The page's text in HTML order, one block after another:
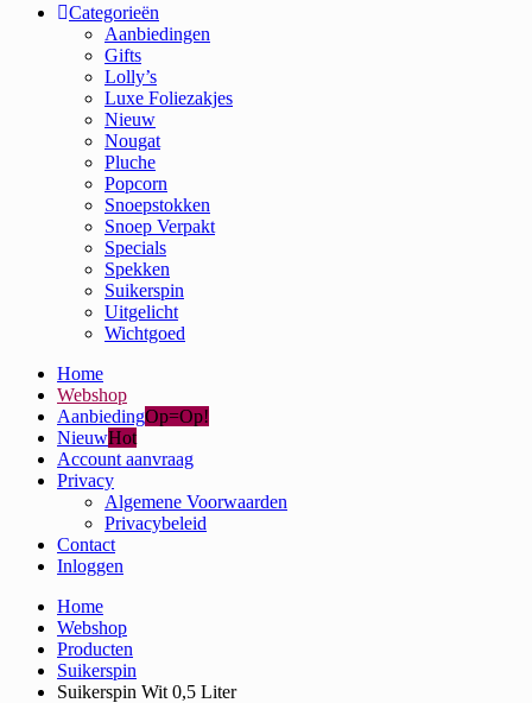
Categorieën
Aanbiedingen
Gifts
Lolly’s
Luxe Foliezakjes
Nieuw
Nougat
Pluche
Popcorn
Snoepstokken
Snoep Verpakt
Specials
Spekken
Suikerspin
Uitgelicht
Wichtgoed
Home
Webshop
AanbiedingOp=Op!
NieuwHot
Account aanvraag
Privacy
Algemene Voorwaarden
Privacybeleid
Contact
Inloggen
Home
Webshop
Producten
Suikerspin
Suikerspin Wit 0,5 Liter